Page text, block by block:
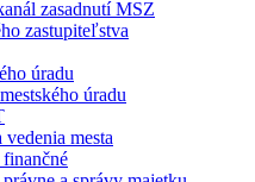
zasadnutí MSZ
zastupiteľstva
úradu
úradu
mesta